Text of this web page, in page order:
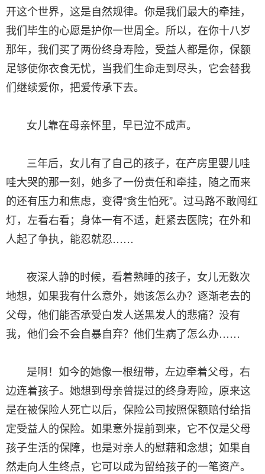
开这个世界，这是自然规律。你是我们最大的牵挂，
我们毕生的心愿是护你一世周全。所以，在你十八岁
那年，我们买了两份终身寿险，受益人都是你，保额
足够使你衣食无忧，当我们生命走到尽头，它会替我
们继续爱你，把爱传承下去。
女儿靠在母亲怀里，早已泣不成声。
三年后，女儿有了自己的孩子，在产房里婴儿哇
哇大哭的那一刻，她多了一份责任和牵挂，随之而来
的还有压力和焦虑，变得“贪生怕死”。过马路不敢闯红
灯，左看右看；身体一有不适，赶紧去医院；在外和
人起了争执，能忍就忍……
夜深人静的时候，看着熟睡的孩子，女儿无数次
地想，如果我有什么意外，她该怎么办？逐渐老去的
父母，他们能否承受白发人送黑发人的悲痛？没有
我，他们会不会自暴自弃？他们生病了怎么办……
是啊！如今的她像一根纽带，左边牵着父母，右
边连着孩子。她想到母亲曾提过的终身寿险，原来这
是在被保险人死亡以后，保险公司按照保额赔付给指
定受益人的保险。如果意外提前到来，它不仅是父母
孩子生活的保障，也是对亲人的慰藉和念想；如果自
然走向人生终点，它可以成为留给孩子的一笔资产。